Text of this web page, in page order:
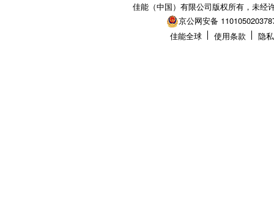
佳能（中国）有限公司版权所有，未经
京公网安备
佳能全球
使用条款 隐